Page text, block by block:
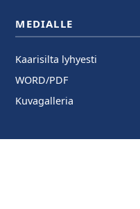
MEDIALLE
Kaarisilta lyhyesti
WORD/PDF
Kuvagalleria